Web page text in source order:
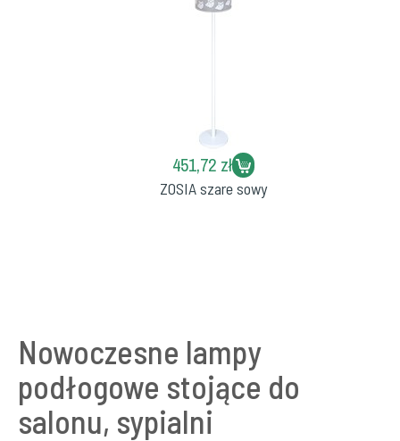
451,72 zł
ZOSIA szare sowy
Nowoczesne lampy
podłogowe stojące do
salonu, sypialni